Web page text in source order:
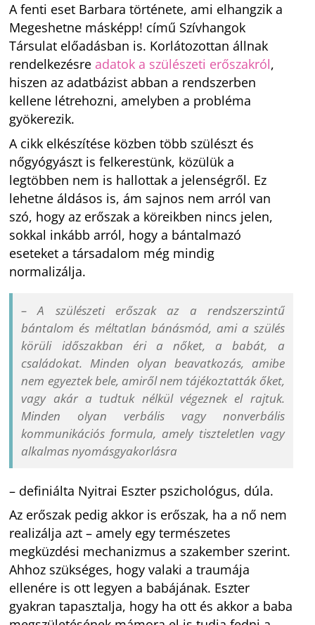
A fenti eset Barbara története, ami elhangzik a
Megeshetne másképp! című Szívhangok
Társulat előadásban is. Korlátozottan állnak
rendelkezésre adatok a szülészeti erőszakról,
hiszen az adatbázist abban a rendszerben
kellene létrehozni, amelyben a probléma
gyökerezik.
A cikk elkészítése közben több szülészt és
nőgyógyászt is felkerestünk, közülük a
legtöbben nem is hallottak a jelenségről. Ez
lehetne áldásos is, ám sajnos nem arról van
szó, hogy az erőszak a köreikben nincs jelen,
sokkal inkább arról, hogy a bántalmazó
eseteket a társadalom még mindig
normalizálja.
– A szülészeti erőszak az a rendszerszintű
bántalom és méltatlan bánásmód, ami a szülés
körüli időszakban éri a nőket, a babát, a
családokat. Minden olyan beavatkozás, amibe
nem egyeztek bele, amiről nem tájékoztatták őket,
vagy akár a tudtuk nélkül végeznek el rajtuk.
Minden olyan verbális vagy nonverbális
kommunikációs formula, amely tiszteletlen vagy
alkalmas nyomásgyakorlásra
– definiálta Nyitrai Eszter pszichológus, dúla.
Az erőszak pedig akkor is erőszak, ha a nő nem
realizálja azt – amely egy természetes
megküzdési mechanizmus a szakember szerint.
Ahhoz szükséges, hogy valaki a traumája
ellenére is ott legyen a babájának. Eszter
gyakran tapasztalja, hogy ha ott és akkor a baba